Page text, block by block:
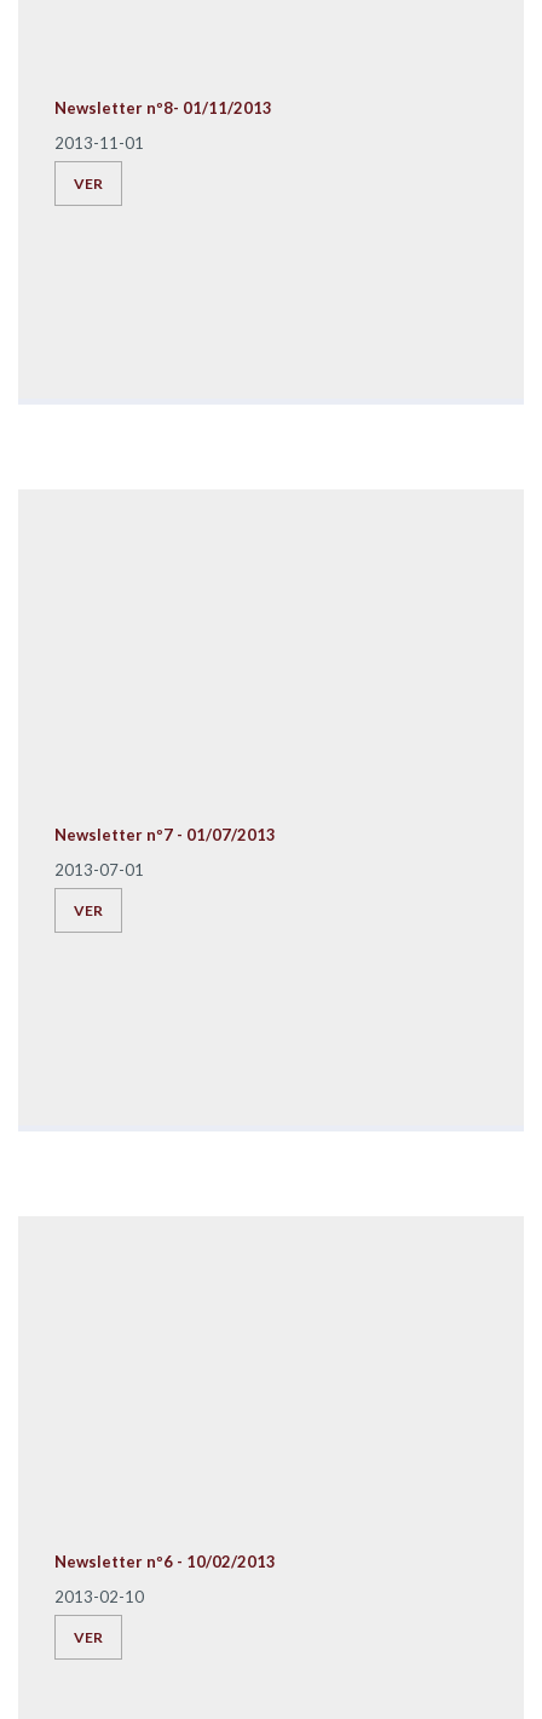
Newsletter nº8- 01/11/2013
2013-11-01
VER
Newsletter nº7 - 01/07/2013
2013-07-01
VER
Newsletter nº6 - 10/02/2013
2013-02-10
VER